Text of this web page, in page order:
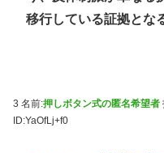
移行している証拠とな
3 名前:押しボタン式の匿名希望者
ID:YaOfLj+f0